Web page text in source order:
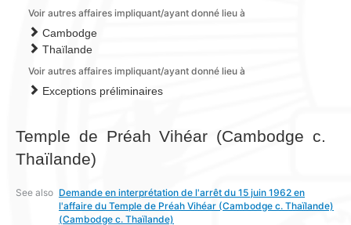
Temple de Préah Vihéar (Cambodge c.
Thaïlande)
See also Demande en interprétation de l'arrêt du 15 juin 1962 en
l'affaire du Temple de Préah Vihéar (Cambodge c. Thaïlande)
(Cambodge c. Thaïlande)
Voir autres affaires impliquant/ayant donné lieu à
Cambodge
Thaïlande
Voir autres affaires impliquant/ayant donné lieu à
Exceptions préliminaires